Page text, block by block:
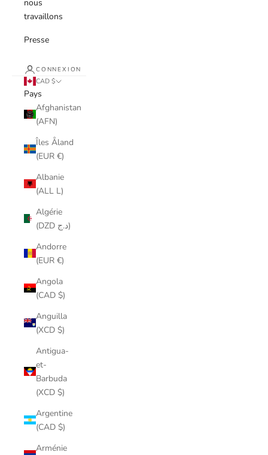
nous
travaillons
Presse
CONNEXION
CAD $
Pays
Afghanistan
(AFN)
Îles Åland
(EUR €)
Albanie
(ALL L)
Algérie
(DZD د.ج)
Andorre
(EUR €)
Angola
(CAD $)
Anguilla
(XCD $)
Antigua-
et-
Barbuda
(XCD $)
Argentine
(CAD $)
Arménie